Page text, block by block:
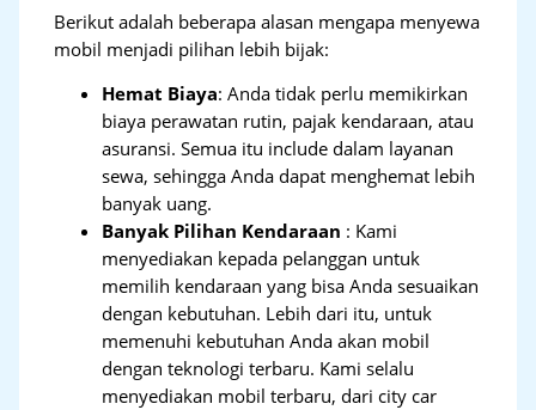
Berikut adalah beberapa alasan mengapa menyewa
mobil menjadi pilihan lebih bijak:
Hemat Biaya: Anda tidak perlu memikirkan
biaya perawatan rutin, pajak kendaraan, atau
asuransi. Semua itu include dalam layanan
sewa, sehingga Anda dapat menghemat lebih
banyak uang.
Banyak Pilihan Kendaraan : Kami
menyediakan kepada pelanggan untuk
memilih kendaraan yang bisa Anda sesuaikan
dengan kebutuhan. Lebih dari itu, untuk
memenuhi kebutuhan Anda akan mobil
dengan teknologi terbaru. Kami selalu
menyediakan mobil terbaru, dari city car